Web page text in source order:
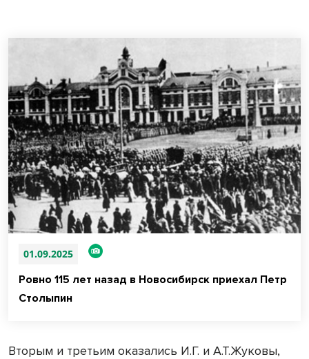
01.09.2025
Ровно 115 лет назад в Новосибирск приехал Петр
Столыпин
Вторым и третьим оказались И.Г. и А.Т.Жуковы,